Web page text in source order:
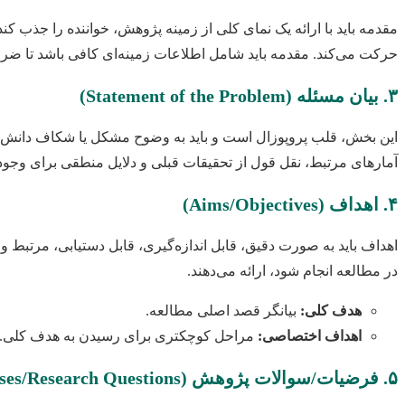
مقدمه باید با ارائه یک نمای کلی از زمینه پژوهش، خواننده را
حرکت می‌کند. مقدمه باید شامل اطلاعات زمینه‌ای کافی باشد تا
۳. بیان مسئله (Statement of the Problem)
این بخش، قلب پروپوزال است و باید به وضوح مشکل یا شکاف دانش
آمارهای مرتبط، نقل قول از تحقیقات قبلی و دلایل منطقی برای
۴. اهداف (Aims/Objectives)
در مطالعه انجام شود، ارائه می‌دهند.
هدف کلی: بیانگر قصد اصلی مطالعه.
اهداف اختصاصی: مراحل کوچکتری برای رسیدن به هدف کلی.
۵. فرضیات/سوالات پژوهش (Hypotheses/Research Questions)